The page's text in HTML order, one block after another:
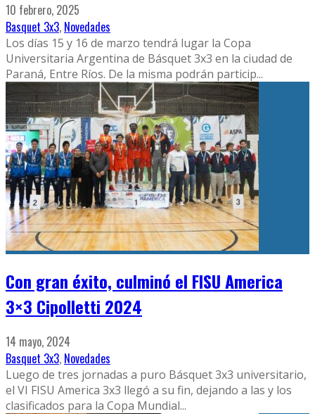
10 febrero, 2025
Basquet 3x3, Novedades
Los días 15 y 16 de marzo tendrá lugar la Copa
Universitaria Argentina de Básquet 3x3 en la ciudad de
Paraná, Entre Ríos. De la misma podrán particip...
Con gran éxito, culminó el FISU America
3×3 Cipolletti 2024
14 mayo, 2024
Basquet 3x3, Novedades
Luego de tres jornadas a puro Básquet 3x3 universitario,
el VI FISU America 3x3 llegó a su fin, dejando a las y los
clasificados para la Copa Mundial...